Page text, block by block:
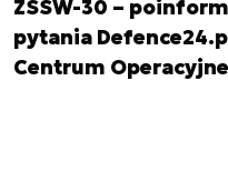
ZSSW-30 –
pytania
Centrum